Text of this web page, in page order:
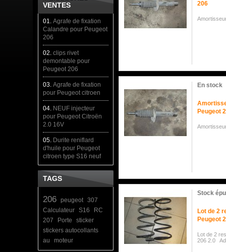
VENTES
01. Agrafe de fixation
Calandre pour Peugeot
206
02. clips rivet
demontable pour
Peugeot 206
03. Agrafe de fixation
pour Peugeot citroen
04. NEUF injecteur
pour Peugeot Citroën
2.0 16V
05. Durite reniflard
d'huile pour Peugeot
citroen type S16 neuf
TAGS
206 peugeot 307
Calculateur S16
RC
207
Porte
sticker
stickers autocollants
au
moteur
206
En stock
Peugeot
Stock
Lot de 2
Peugeot
Lot de 2
206 2.0